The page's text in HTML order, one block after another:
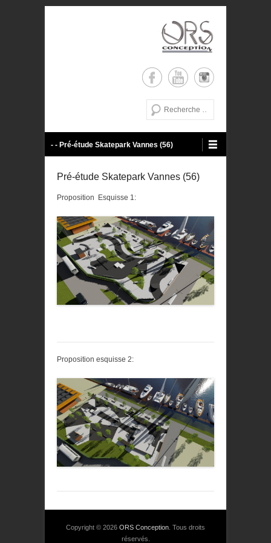
ORS Conception
Recherche
- - Pré-étude Skatepark Vannes (56)
Pré-étude Skatepark Vannes (56)
Proposition Esquisse 1:
Proposition esquisse 2:
Copyright © 2026 ORS Conception . Tous droits
réservés.